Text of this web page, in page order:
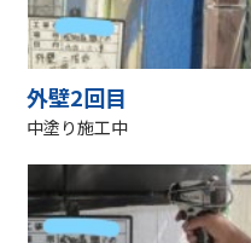
外壁2回目
中塗り施工中